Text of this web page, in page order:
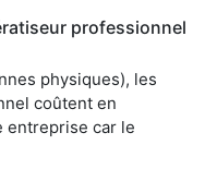
professionnel
physiques), les
coûtent en
entreprise car le